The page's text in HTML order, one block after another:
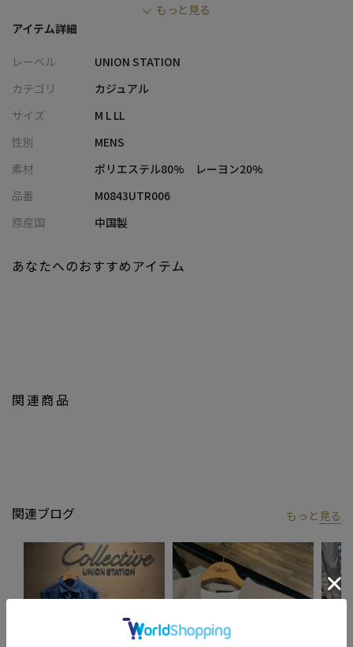
Tシャツ一枚だと物足りない秋口～春のスタイリングに！
サッと羽織ればキレイめにまとまる万能アイテムです。
【素材/デザイン】
Ｔシャツ1枚の時期にさらりと羽織るボタンレスカーデ。
後衿のリブやポケットの袋布の配色がアクセントになっていま
す。
フランス語で「混ぜ合わせる」という意味で、2色以上の霜降りの
糸を指します。この糸は、染色された綿を紡いで作られます。霜降
【UNION STATION/ ユニオンステーション】
り、ささやかな高揚感を感じていただけるような”おしゃれ着”を
お届けします。
※屋外での撮影画像は光の加減で、実際の商品より明るく見える
場合が御座います。商品の色味は生地アップ・スタジオ撮影の画
※画像の商品はサンプルとなりますので実際の商品と仕様、加
もっと見る
アイテム詳細
レーベル
UNION STATION
カテゴリ
カジュアル
サイズ
M L LL
性別
MENS
素材
ポリエステル80% レーヨン20%
品番
M0843UTR006
原産国
中国製
関連商品
あなたへのおすすめアイテム
関連ブログ もっと 見る